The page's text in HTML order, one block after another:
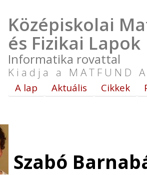
Középiskolai
és Fizikai Lapok
Informatika rovattal
Kiadja a MATFUND
A lap Aktuális Cikkek
Szabó